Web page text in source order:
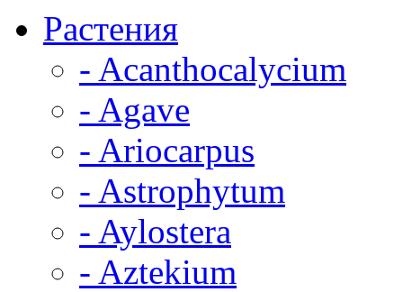
Растения
- Acanthocalycium
- Agave
- Ariocarpus
- Astrophytum
- Aylostera
- Aztekium